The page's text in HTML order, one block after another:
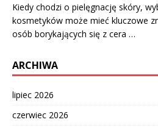
Kiedy chodzi o pielęgnację skóry,
kosmetyków może mieć kluczowe
osób borykających się z cera …
ARCHIWA
lipiec 2026
czerwiec 2026